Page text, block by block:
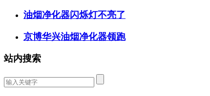
油烟净化器闪烁灯不亮了
京博华兴油烟净化器领跑
站内搜索